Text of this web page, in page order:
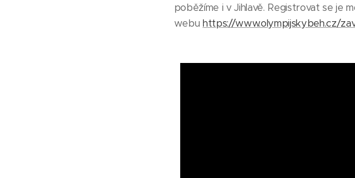
poběžíme i v Jihlavě. Registrovat se je
webu https://www.olympijskybeh.cz/